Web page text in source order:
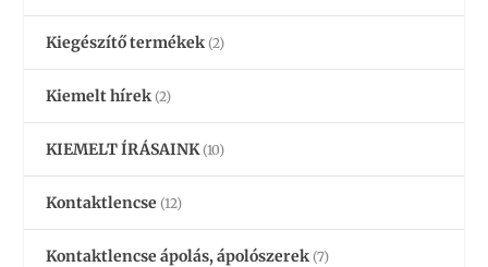
Kiegészítő termékek (2)
Kiemelt hírek (2)
KIEMELT ÍRÁSAINK (10)
Kontaktlencse (12)
Kontaktlencse ápolás, ápolószerek (7)